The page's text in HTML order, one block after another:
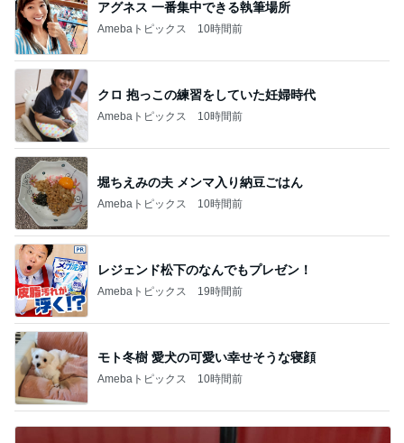
アグネス 一番集中できる執筆場所
Amebaトピックス 10時間前
クロ 抱っこの練習をしていた妊婦時代
Amebaトピックス 10時間前
堀ちえみの夫 メンマ入り納豆ごはん
Amebaトピックス 10時間前
レジェンド松下のなんでもプレゼン！
Amebaトピックス 19時間前
モト冬樹 愛犬の可愛い幸せそうな寝顔
Amebaトピックス 10時間前